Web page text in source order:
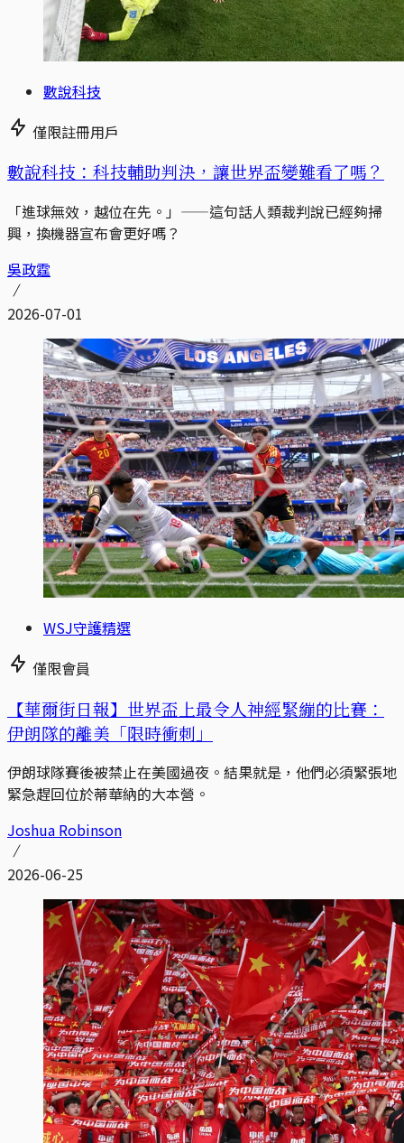
數說科技
僅限註冊用戶
數說科技：科技輔助判決，讓世界盃變難看了嗎？
「進球無效，越位在先。」——這句話人類裁判說已經夠掃
興，換機器宣布會更好嗎？
吳政霆
2026-07-01
WSJ守護精選
僅限會員
【華爾街日報】世界盃上最令人神經緊繃的比賽：
伊朗隊的離美「限時衝刺」
伊朗球隊賽後被禁止在美國過夜。結果就是，他們必須緊張地
緊急趕回位於蒂華納的大本營。
Joshua Robinson
2026-06-25